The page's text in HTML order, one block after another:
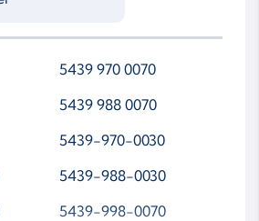
5439 970 0070
5439 988 0070
5439-970-0030
5439-988-0030
5439-998-0070